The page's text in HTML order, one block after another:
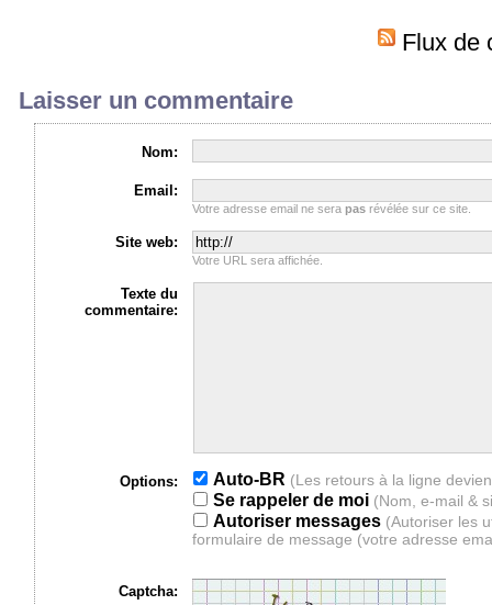
Flux de
Laisser un commentaire
Nom:
Email:
Votre adresse email ne serapas révélée sur ce site.
Site web:
Votre URL sera affichée.
Texte du
commentaire:
Options:
Auto-BR
Se rappeler de moi (Nom, e-mail &
Autoriser messages (Autoriser les
formulaire de message (votre adresse
Captcha: